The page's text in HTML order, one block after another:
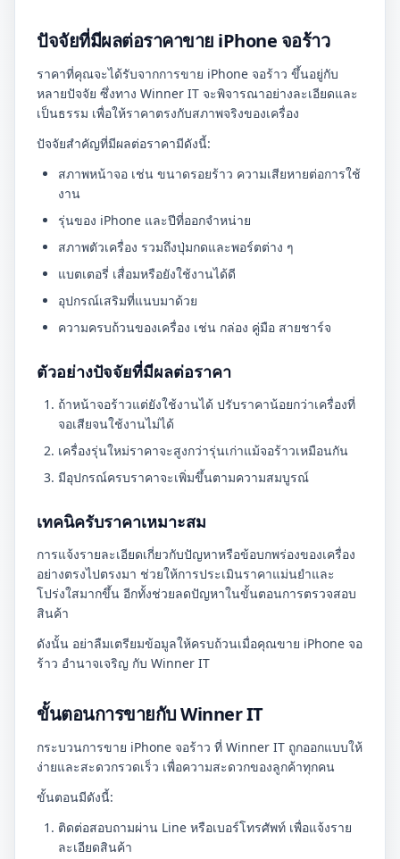
ปัจจัยที่มีผลต่อราคาขาย iPhone จอร้าว
ราคาที่คุณจะได้รับจากการขาย iPhone จอร้าว ขึ้นอยู่กับ
หลายปัจจัย ซึ่งทาง Winner IT จะพิจารณาอย่างละเอียดและ
เป็นธรรม เพื่อให้ราคาตรงกับสภาพจริงของเครื่อง
ปัจจัยสำคัญที่มีผลต่อราคามีดังนี้:
สภาพหน้าจอ เช่น ขนาดรอยร้าว ความเสียหายต่อการใช้
งาน
รุ่นของ iPhone และปีที่ออกจำหน่าย
สภาพตัวเครื่อง รวมถึงปุ่มกดและพอร์ตต่าง ๆ
แบตเตอรี่ เสื่อมหรือยังใช้งานได้ดี
อุปกรณ์เสริมที่แนบมาด้วย
ความครบถ้วนของเครื่อง เช่น กล่อง คู่มือ สายชาร์จ
ตัวอย่างปัจจัยที่มีผลต่อราคา
ถ้าหน้าจอร้าวแต่ยังใช้งานได้ ปรับราคาน้อยกว่าเครื่องที่
จอเสียจนใช้งานไม่ได้
เครื่องรุ่นใหม่ราคาจะสูงกว่ารุ่นเก่าแม้จอร้าวเหมือนกัน
มีอุปกรณ์ครบราคาจะเพิ่มขึ้นตามความสมบูรณ์
เทคนิครับราคาเหมาะสม
การแจ้งรายละเอียดเกี่ยวกับปัญหาหรือข้อบกพร่องของเครื่อง
อย่างตรงไปตรงมา ช่วยให้การประเมินราคาแม่นยำและ
โปร่งใสมากขึ้น อีกทั้งช่วยลดปัญหาในขั้นตอนการตรวจสอบ
สินค้า
ดังนั้น อย่าลืมเตรียมข้อมูลให้ครบถ้วนเมื่อคุณขาย iPhone จอ
ร้าว อำนาจเจริญ กับ Winner IT
ขั้นตอนการขายกับ Winner IT
กระบวนการขาย iPhone จอร้าว ที่ Winner IT ถูกออกแบบให้
ง่ายและสะดวกรวดเร็ว เพื่อความสะดวกของลูกค้าทุกคน
ขั้นตอนมีดังนี้:
ติดต่อสอบถามผ่าน Line หรือเบอร์โทรศัพท์ เพื่อแจ้งราย
ละเอียดสินค้า